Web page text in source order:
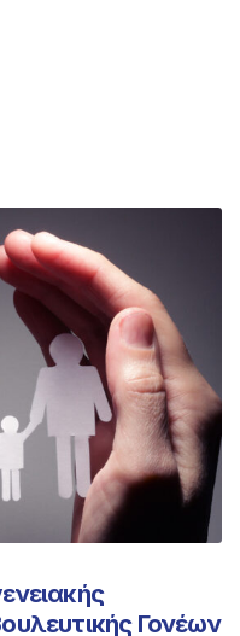
Γονέων